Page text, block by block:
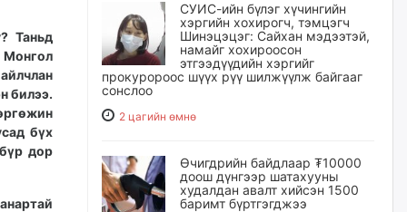
Таньд
Монгол
билээ.
бүх
дор
СУИС-ийн бүлэг хүчингийн
хэргийн хохирогч, тэмцэгч
Шинэцэцэг: Сайхан мэдээтэй,
намайг хохироосон
этгээдүүдийн хэргийг
прокуророос шүүх рүү шилжүүлж байгааг
сонслоо
2 цагийн өмнө
Өчигдрийн байдлаар ₮10000
доош дүнгээр шатахууны
худалдан авалт хийсэн 1500
баримт бүртгэгджээ